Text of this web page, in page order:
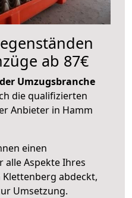
ab 87€
Umzugsbranche
die qualifizierten
Anbieter in Hamm
einen
alle Aspekte Ihres
abdeckt,
Umsetzung.